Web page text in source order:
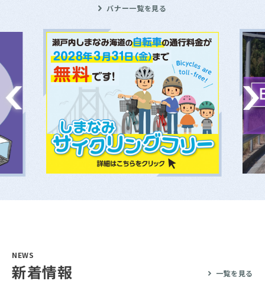
バナー一覧を見る
NEWS
新着情報 一覧を見る